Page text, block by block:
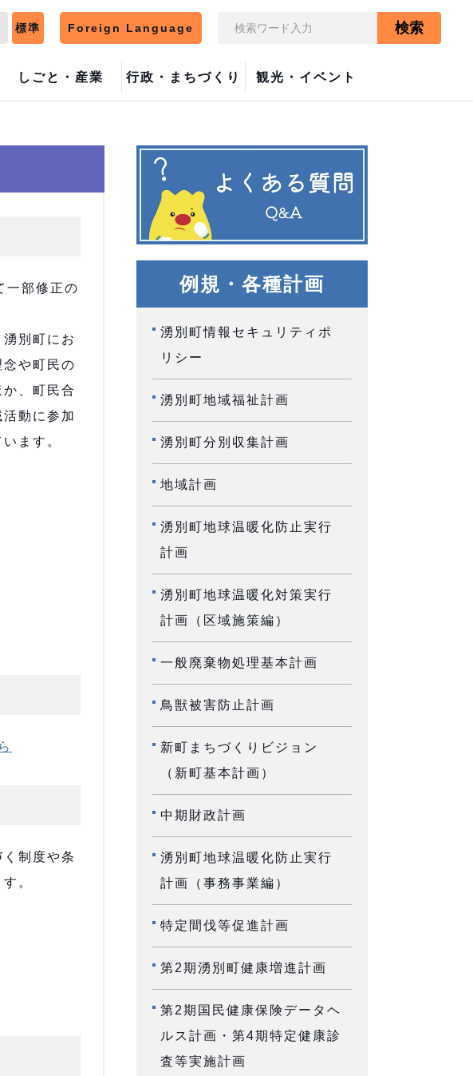
しごと・産業 行政・まちづくり 観光・イベント
標準 Foreign Language 検索
一部修正の
別町にお
や町民の
、町民合
動に参加
ます。
制度や条
。
例規・各種計画
湧別町情報セキュリティポ
リシー
湧別町地域福祉計画
湧別町分別収集計画
地域計画
湧別町地球温暖化防止実行
計画
湧別町地球温暖化対策実行
計画（区域施策編）
一般廃棄物処理基本計画
鳥獣被害防止計画
新町まちづくりビジョン
（新町基本計画）
中期財政計画
湧別町地球温暖化防止実行
計画（事務事業編）
特定間伐等促進計画
第2期湧別町健康増進計画
第2期国民健康保険データヘ
ルス計画・第4期特定健康診
査等実施計画